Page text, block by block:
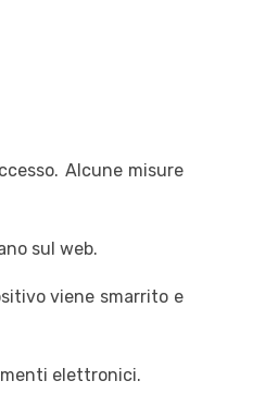
Alcune misure
sul web.
viene smarrito e
elettronici.